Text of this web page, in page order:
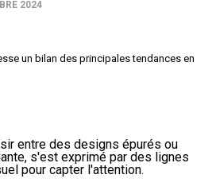
2024
un bilan des principales tendances en
entre des designs épurés ou
s'est exprimé par des lignes
pour capter l'attention.